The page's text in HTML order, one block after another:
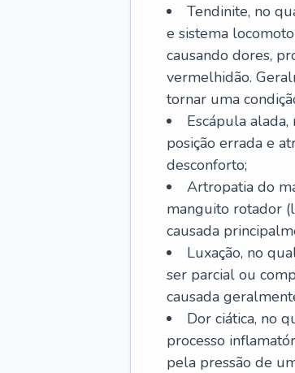
Tendinite, no
e sistema
causando dores,
vermelhidão.
tornar uma
Escápula
posição errada e
desconforto;
Artropatia do
manguito rotador
causada
Luxação, no
ser parcial ou
causada
Dor ciática, no
processo
pela pressão de